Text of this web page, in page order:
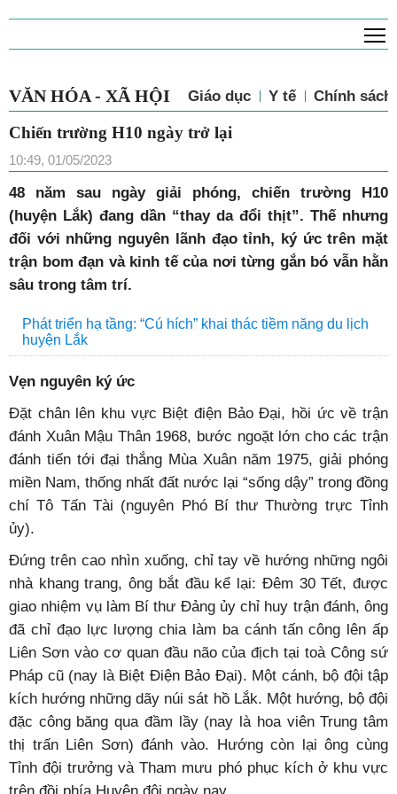
VĂN HÓA - XÃ HỘI Giáo dục Y tế Chính sách
Chiến trường H10 ngày trở lại
10:49, 01/05/2023
48 năm sau ngày giải phóng, chiến trường H10
(huyện Lắk) đang dần “thay da đổi thịt”. Thế nhưng
đối với những nguyên lãnh đạo tỉnh, ký ức trên mặt
trận bom đạn và kinh tế của nơi từng gắn bó vẫn hằn
sâu trong tâm trí.
Phát triển hạ tầng: “Cú hích” khai thác tiềm năng du lịch
huyện Lắk
Vẹn nguyên ký ức
Đặt chân lên khu vực Biệt điện Bảo Đại, hồi ức về trận
đánh Xuân Mậu Thân 1968, bước ngoặt lớn cho các trận
đánh tiến tới đại thắng Mùa Xuân năm 1975, giải phóng
miền Nam, thống nhất đất nước lại “sống dậy” trong đồng
chí Tô Tấn Tài (nguyên Phó Bí thư Thường trực Tỉnh
ủy).
Đứng trên cao nhìn xuống, chỉ tay về hướng những ngôi
nhà khang trang, ông bắt đầu kể lại: Đêm 30 Tết, được
giao nhiệm vụ làm Bí thư Đảng ủy chỉ huy trận đánh, ông
đã chỉ đạo lực lượng chia làm ba cánh tấn công lên ấp
Liên Sơn vào cơ quan đầu não của địch tại toà Công sứ
Pháp cũ (nay là Biệt Điện Bảo Đại). Một cánh, bộ đội tập
kích hướng những dãy núi sát hồ Lắk. Một hướng, bộ đội
đặc công băng qua đầm lầy (nay là hoa viên Trung tâm
thị trấn Liên Sơn) đánh vào. Hướng còn lại ông cùng
Tỉnh đội trưởng và Tham mưu phó phục kích ở khu vực
trên đồi phía Huyện đội ngày nay.